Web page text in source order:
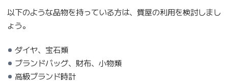
以下のような品物を持っている方は、質屋の利用を検討しまし
ょう。
ダイヤ、宝石類
ブランドバッグ、財布、小物類
高級ブランド時計